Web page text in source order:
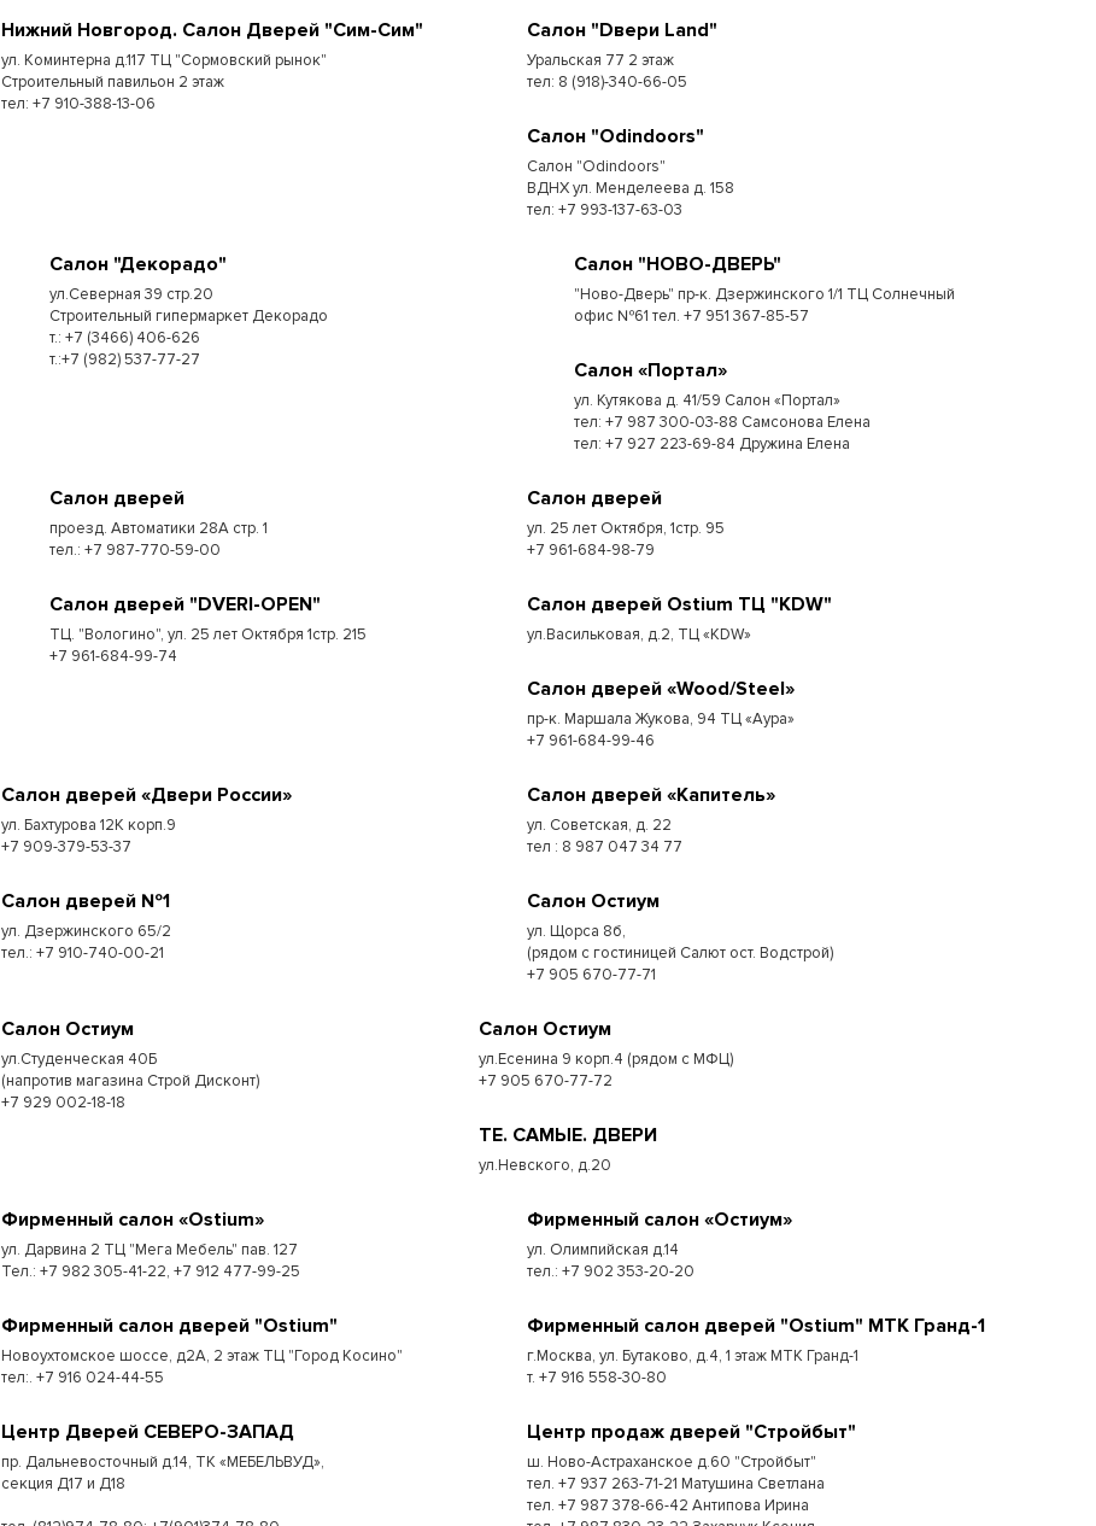
Нижний Новгород. Салон Дверей "Сим-Сим"
ул. Коминтерна д.117 ТЦ "Сормовский рынок"
Строительный павильон 2 этаж
тел: +7 910-388-13-06
Салон "Dвери Land"
Уральская 77 2 этаж
тел: 8 (918)-340-66-05
Салон "Odindoors"
Салон "Odindoors"
ВДНХ ул. Менделеева д. 158
тел: +7 993-137-63-03
Салон "Декорадо"
ул.Северная 39 стр.20
Строительный гипермаркет Декорадо
т.: +7 (3466) 406-626
т.:+7 (982) 537-77-27
Салон "НОВО-ДВЕРЬ"
"Ново-Дверь" пр-к. Дзержинского 1/1 ТЦ Солнечный
офис №61 тел. +7 951 367-85-57
Салон «Портал»
ул. Кутякова д. 41/59 Салон «Портал»
тел: +7 987 300-03-88 Самсонова Елена
тел: +7 927 223-69-84 Дружина Елена
Салон дверей
проезд. Автоматики 28А стр. 1
тел.: +7 987-770-59-00
Салон дверей
ул. 25 лет Октября, 1стр. 95
+7 961-684-98-79
Салон дверей "DVERI-OPEN"
ТЦ. "Вологино", ул. 25 лет Октября 1стр. 215
+7 961-684-99-74
Салон дверей Ostium ТЦ "KDW"
ул.Васильковая, д.2, ТЦ «KDW»
Салон дверей «Wood/Steel»
пр-к. Маршала Жукова, 94 ТЦ «Аура»
+7 961-684-99-46
Салон дверей «Двери России»
ул. Бахтурова 12К корп.9
+7 909-379-53-37
Салон дверей «Капитель»
ул. Советская, д. 22
тел : 8 987 047 34 77
Салон дверей №1
ул. Дзержинского 65/2
тел.: +7 910-740-00-21
Салон Остиум
ул. Щорса 8б,
(рядом с гостиницей Салют ост. Водстрой)
+7 905 670-77-71
Салон Остиум
ул.Студенческая 40Б
(напротив магазина Строй Дисконт)
+7 929 002-18-18
Салон Остиум
ул.Есенина 9 корп.4 (рядом с МФЦ)
+7 905 670-77-72
ТЕ. САМЫЕ. ДВЕРИ
ул.Невского, д.20
Фирменный салон «Ostium»
ул. Дарвина 2 ТЦ "Мега Мебель" пав. 127
Тел.: +7 982 305-41-22, +7 912 477-99-25
Фирменный салон «Остиум»
ул. Олимпийская д.14
тел.: +7 902 353-20-20
Фирменный салон дверей "Ostium"
Новоухтомское шоссе, д2А, 2 этаж ТЦ "Город Косино"
тел:. +7 916 024-44-55
Фирменный салон дверей "Ostium" МТК Гранд-1
г.Москва, ул. Бутаково, д.4, 1 этаж МТК Гранд-1
т. +7 916 558-30-80
Центр Дверей СЕВЕРО-ЗАПАД
пр. Дальневосточный д.14, ТК «МЕБЕЛЬВУД»,
секция Д17 и Д18
Центр продаж дверей "Стройбыт"
ш. Ново-Астраханское д.60 "Стройбыт"
тел. +7 937 263-71-21 Матушина Светлана
тел. +7 987 378-66-42 Антипова Ирина